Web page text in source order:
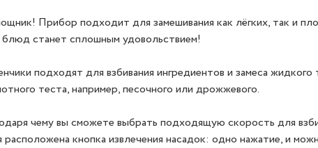
Прибор подходит для замешивания как лёгких, так и
станет сплошным удовольствием!
подходят для взбивания ингредиентов и замеса жидкого
теста, например, песочного или дрожжевого.
чему вы сможете выбрать подходящую скорость для
кнопка извлечения насадок: одно нажатие, и